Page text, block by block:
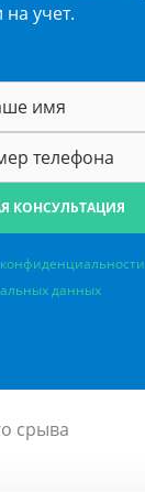
учет.
КОНСУЛЬТАЦИЯ
данных
срыва